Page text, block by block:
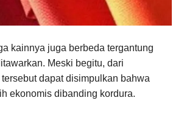
kainnya juga berbeda tergantung
Meski begitu, dari
dapat disimpulkan bahwa
ekonomis dibanding kordura.